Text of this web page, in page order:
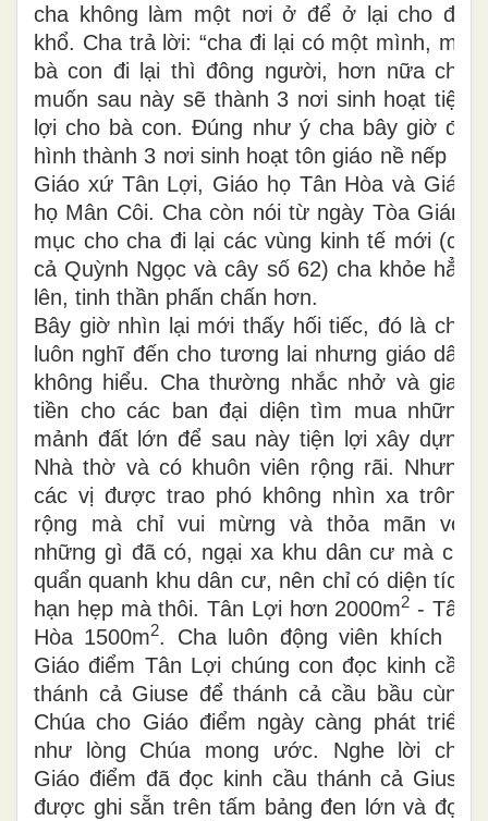
cha không làm một nơi ở để ở lại cho đỡ
khổ. Cha trả lời: “cha đi lại có một mình, mà
bà con đi lại thì đông người, hơn nữa cha
muốn sau này sẽ thành 3 nơi sinh hoạt tiện
lợi cho bà con. Đúng như ý cha bây giờ đã
hình thành 3 nơi sinh hoạt tôn giáo nề nếp là
Giáo xứ Tân Lợi, Giáo họ Tân Hòa và Giáo
họ Mân Côi. Cha còn nói từ ngày Tòa Giám
mục cho cha đi lại các vùng kinh tế mới (có
cả Quỳnh Ngọc và cây số 62) cha khỏe hẳn
lên, tinh thần phấn chấn hơn.
Bây giờ nhìn lại mới thấy hối tiếc, đó là cha
luôn nghĩ đến cho tương lai nhưng giáo dân
không hiểu. Cha thường nhắc nhở và giao
tiền cho các ban đại diện tìm mua những
mảnh đất lớn để sau này tiện lợi xây dựng
Nhà thờ và có khuôn viên rộng rãi. Nhưng
các vị được trao phó không nhìn xa trông
rộng mà chỉ vui mừng và thỏa mãn với
những gì đã có, ngại xa khu dân cư mà chỉ
quẩn quanh khu dân cư, nên chỉ có diện tích
hạn hẹp mà thôi. Tân Lợi hơn 2000m2 - Tân
Hòa 1500m2. Cha luôn động viên khích lệ
Giáo điểm Tân Lợi chúng con đọc kinh cầu
thánh cả Giuse để thánh cả cầu bầu cùng
Chúa cho Giáo điểm ngày càng phát triển
như lòng Chúa mong ước. Nghe lời cha
Giáo điểm đã đọc kinh cầu thánh cả Giuse
được ghi sẵn trên tấm bảng đen lớn và đọc